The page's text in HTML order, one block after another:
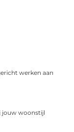
werken aan
jouw woonstijl